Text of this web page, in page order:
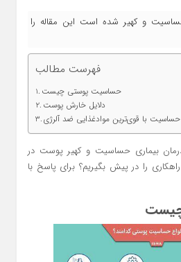
و کهیر شده است این مقاله را
فهرست مطالب
حساسیت پوستی چیست
دلایل خارش پوست
با قوی‌ترین موادغذایی ضد آلرژی
درمان بیماری حساسیت و کهیر پوست در
را در پیش بگیریم؟ برای پاسخ با